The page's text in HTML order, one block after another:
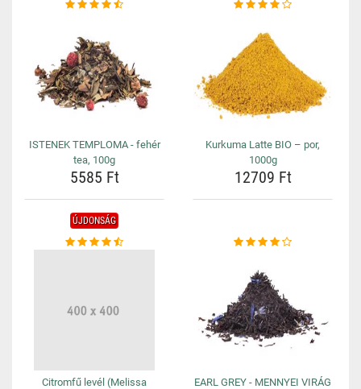
ISTENEK TEMPLOMA - fehér
tea, 100g
5585 Ft
Kurkuma Latte BIO – por,
1000g
12709 Ft
ÚJDONSÁG
Citromfű levél (Melissa
EARL GREY - MENNYEI VIRÁG